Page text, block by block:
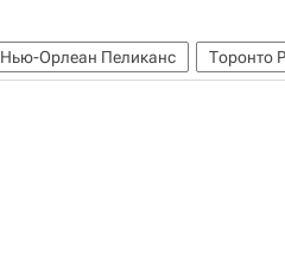
Нью-Орлеан Пеликанс Торонто